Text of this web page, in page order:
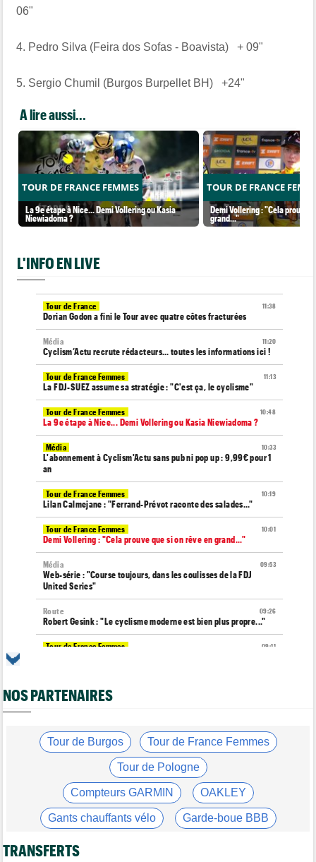
06"
4. Pedro Silva (Feira dos Sofas - Boavista) + 09"
5. Sergio Chumil (Burgos Burpellet BH) +24"
A lire aussi...
TOUR DE FRANCE FEMMES
La 9e étape à Nice... Demi Vollering ou Kasia
Niewiadoma ?
TOUR DE FRANCE
Demi Vollering : "Cela prouve
grand..."
L'INFO EN LIVE
11:38
Tour de France
Dorian Godon a fini le Tour avec quatre côtes fracturées
11:20
Média
Cyclism’Actu recrute rédacteurs… toutes les informations ici !
11:13
Tour de France Femmes
La FDJ-SUEZ assume sa stratégie : "C'est ça, le cyclisme"
10:48
Tour de France Femmes
La 9e étape à Nice... Demi Vollering ou Kasia Niewiadoma ?
10:33
Média
L'abonnement à Cyclism'Actu sans pub ni pop up : 9,99€ pour 1
an
10:19
Tour de France Femmes
Lilan Calmejane : "Ferrand-Prévot raconte des salades…"
10:01
Tour de France Femmes
Demi Vollering : "Cela prouve que si on rêve en grand..."
09:53
Média
Web-série : "Course toujours, dans les coulisses de la FDJ
United Series"
09:26
Route
Robert Gesink : "Le cyclisme moderne est bien plus propre..."
09:11
Tour de France Femmes
La poisse continue pour Jarno Widar, contraint à l'abandon
08:20
Route
Un espoir de 16 ans très lourdement blessé, percuté par une
Tour de France Femmes
La peloton du Tour de France Femmes... 21 abandons
Anton Schiffer encore victime d'une fracture de la clavicule
NOS PARTENAIRES
Tour de Burgos Tour de France Femmes
Tour de Pologne
Compteurs GARMIN OAKLEY
Gants chauffants vélo Garde-boue BBB
Casque ABUS
TRANSFERTS